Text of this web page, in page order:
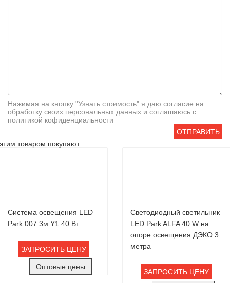
Нажимая на кнопку "Узнать стоимость" я даю согласие на
обработку своих персональных данных и соглашаюсь с
политикой кофиденциальности
ОТПРАВИТЬ
товаром покупают
Система освещения LED
Park 007 3м Y1 40 Вт
ЗАПРОСИТЬ ЦЕНУ
Оптовые цены
Светодиодный светильник
LED Park ALFA 40 W на
опоре освещения ДЭКО 3
метра
ЗАПРОСИТЬ ЦЕНУ